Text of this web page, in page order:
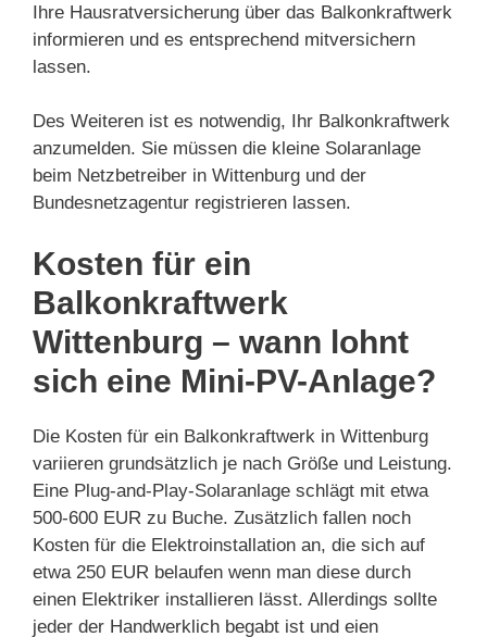
Ihre Hausratversicherung über das Balkonkraftwerk
informieren und es entsprechend mitversichern
lassen.
Des Weiteren ist es notwendig, Ihr Balkonkraftwerk
anzumelden. Sie müssen die kleine Solaranlage
beim Netzbetreiber in Wittenburg und der
Bundesnetzagentur registrieren lassen.
Kosten für ein
Balkonkraftwerk
Wittenburg – wann lohnt
sich eine Mini-PV-Anlage?
Die Kosten für ein Balkonkraftwerk in Wittenburg
variieren grundsätzlich je nach Größe und Leistung.
Eine Plug-and-Play-Solaranlage schlägt mit etwa
500-600 EUR zu Buche. Zusätzlich fallen noch
Kosten für die Elektroinstallation an, die sich auf
etwa 250 EUR belaufen wenn man diese durch
einen Elektriker installieren lässt. Allerdings sollte
jeder der Handwerklich begabt ist und eien